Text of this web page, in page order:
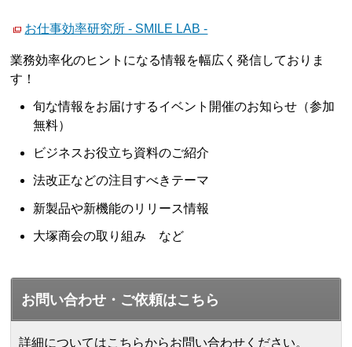
お仕事効率研究所 - SMILE LAB -
業務効率化のヒントになる情報を幅広く発信しておりま
す！
旬な情報をお届けするイベント開催のお知らせ（参加
無料）
ビジネスお役立ち資料のご紹介
法改正などの注目すべきテーマ
新製品や新機能のリリース情報
大塚商会の取り組み など
お問い合わせ・ご依頼はこちら
詳細についてはこちらからお問い合わせください。